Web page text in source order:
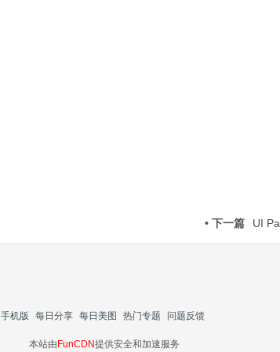
• 下一篇 UI
手机版 每日分享 每日美图 热门专题 问题反馈
本站由FunCDN提供安全和加速服务